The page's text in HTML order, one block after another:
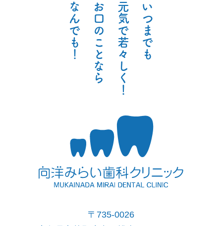
い
つ
ま
で
も
元
気
で
若
々
し
く
！
お
口
の
こ
と
な
ら
な
ん
で
も
！
〒735-0026